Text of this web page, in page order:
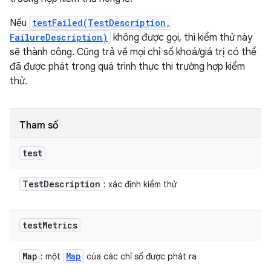
Nếu testFailed(TestDescription,
FailureDescription) không được gọi, thì kiểm thử này
sẽ thành công. Cũng trả về mọi chỉ số khoá/giá trị có thể
đã được phát trong quá trình thực thi trường hợp kiểm
thử.
Tham số
test
TestDescription : xác định kiểm thử
testMetrics
Map : một Map của các chỉ số được phát ra